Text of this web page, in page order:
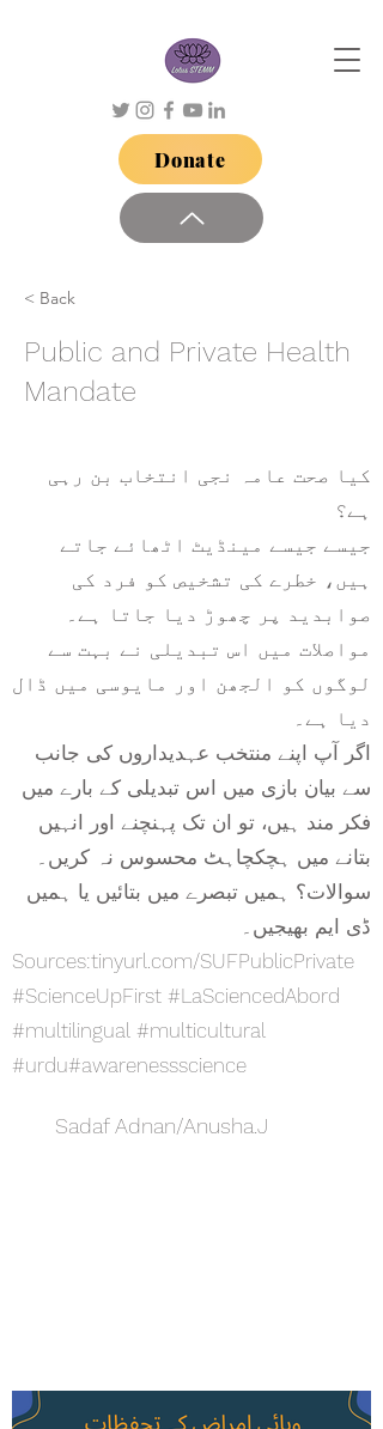
Donate
< Back
Public and Private Health
Mandate
کیا صحت عامہ نجی انتخاب بن رہی
ہے؟
جیسے جیسے مینڈیٹ اٹھائے جاتے
ہیں، خطرے کی تشخیص کو فرد کی
صوابدید پر چھوڑ دیا جاتا ہے۔
مواصلات میں اس تبدیلی نے بہت سے
لوگوں کو الجھن اور مایوسی میں ڈال
دیا ہے۔
اگر آپ اپنے منتخب عہدیداروں کی جانب
سے بیان بازی میں اس تبدیلی کے بارے میں
فکر مند ہیں، تو ان تک پہنچنے اور انہیں
بتانے میں ہچکچاہٹ محسوس نہ کریں۔
سوالات؟ ہمیں تبصرے میں بتائیں یا ہمیں
ڈی ایم بھیجیں۔
Sources:tinyurl.com/SUFPublicPrivate
#ScienceUpFirst #LaSciencedAbord
#multilingual #multicultural
#urdu#awarenessscience
Sadaf Adnan/Anusha.J